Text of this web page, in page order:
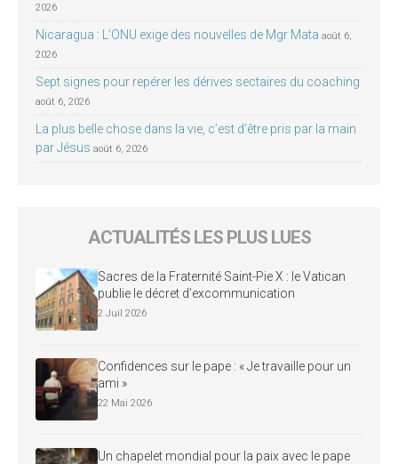
2026
Nicaragua : L’ONU exige des nouvelles de Mgr Mata août 6,
2026
Sept signes pour repérer les dérives sectaires du coaching
août 6, 2026
La plus belle chose dans la vie, c’est d’être pris par la main
par Jésus août 6, 2026
ACTUALITÉS LES PLUS LUES
Sacres de la Fraternité Saint-Pie X : le Vatican
publie le décret d’excommunication
2 Juil 2026
Confidences sur le pape : « Je travaille pour un
ami »
22 Mai 2026
Un chapelet mondial pour la paix avec le pape